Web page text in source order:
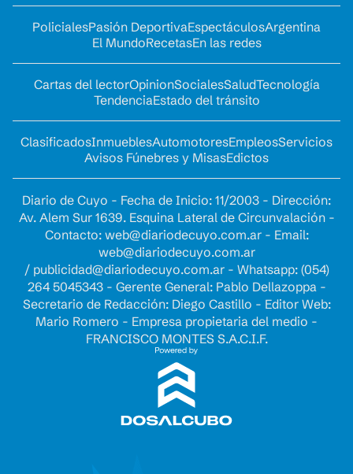
PolicialesPasión DeportivaEspectáculosArgentina
El MundoRecetasEn las redes
Cartas del lectorOpinionSocialesSaludTecnología
TendenciaEstado del tránsito
ClasificadosInmueblesAutomotoresEmpleosServicios
Avisos Fúnebres y MisasEdictos
Diario de Cuyo - Fecha de Inicio: 11/2003 - Dirección:
Av. Alem Sur 1639. Esquina Lateral de Circunvalación -
Contacto: web@diariodecuyo.com.ar- Email:
web@diariodecuyo.com.ar
/ publicidad@diariodecuyo.com.ar- Whatsapp: (054)
264 5045343 - Gerente General: Pablo Dellazoppa -
Secretario de Redacción: Diego Castillo - Editor Web:
Mario Romero - Empresa propietaria del medio -
FRANCISCO MONTES S.A.C.I.F.